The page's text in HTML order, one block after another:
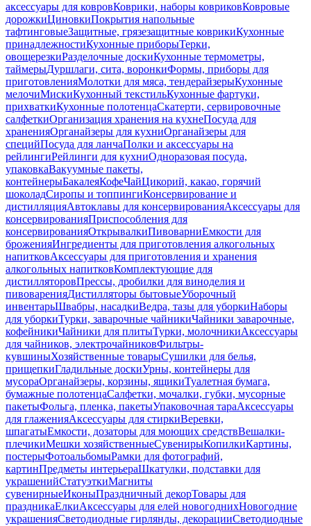
аксессуары для ковровКоврики, наборы ковриковКовровые
дорожкиЦиновкиПокрытия напольные
тафтинговыеЗащитные, грязезащитные коврикиКухонные
принадлежностиКухонные приборыТерки,
овощерезкиРазделочные доскиКухонные термометры,
таймерыДуршлаги, сита, воронкиФормы, приборы для
приготовленияМолотки для мяса, тендерайзерыКухонные
мелочиМискиКухонный текстильКухонные фартуки,
прихваткиКухонные полотенцаСкатерти, сервировочные
салфеткиОрганизация хранения на кухнеПосуда для
храненияОрганайзеры для кухниОрганайзеры для
специйПосуда для ланчаПолки и аксессуары на
рейлингиРейлинги для кухниОдноразовая посуда,
упаковкаВакуумные пакеты,
контейнерыБакалеяКофеЧайЦикорий, какао, горячий
шоколадСиропы и топпингиКонсервирование и
дистилляцияАвтоклавы для консервированияАксессуары для
консервированияПриспособления для
консервированияОткрывалкиПивоварниЕмкости для
броженияИнгредиенты для приготовления алкогольных
напитковАксессуары для приготовления и хранения
алкогольных напитковКомплектующие для
дистилляторовПрессы, дробилки для виноделия и
пивоваренияДистилляторы бытовыеУборочный
инвентарьШвабры, насадкиВедра, тазы для уборкиНаборы
для уборкиТурки, заварочные чайникиЧайники заварочные,
кофейникиЧайники для плитыТурки, молочникиАксессуары
для чайников, электрочайниковФильтры-
кувшиныХозяйственные товарыСушилки для белья,
прищепкиГладильные доскиУрны, контейнеры для
мусораОрганайзеры, корзины, ящикиТуалетная бумага,
бумажные полотенцаСалфетки, мочалки, губки, мусорные
пакетыФольга, пленка, пакетыУпаковочная тараАксессуары
для глаженияАксессуары для стиркиВеревки,
шпагатыЕмкости, дозаторы для моющих средствВешалки-
плечикиМешки хозяйственныеСувенирыКопилкиКартины,
постерыФотоальбомыРамки для фотографий,
картинПредметы интерьераШкатулки, подставки для
украшенийСтатуэткиМагниты
сувенирныеИконыПраздничный декорТовары для
праздникаЕлкиАксессуары для елей новогоднихНовогодние
украшенияСветодиодные гирлянды, декорацииСветодиодные